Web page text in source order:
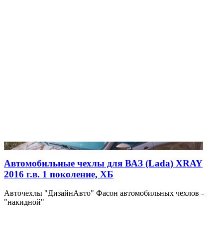
Автомобильные чехлы для ВАЗ (Lada) XRAY
2016 г.в. 1 поколение, ХБ
Авточехлы "ДизайнАвто" Фасон автомобильных чехлов -
"накидной"